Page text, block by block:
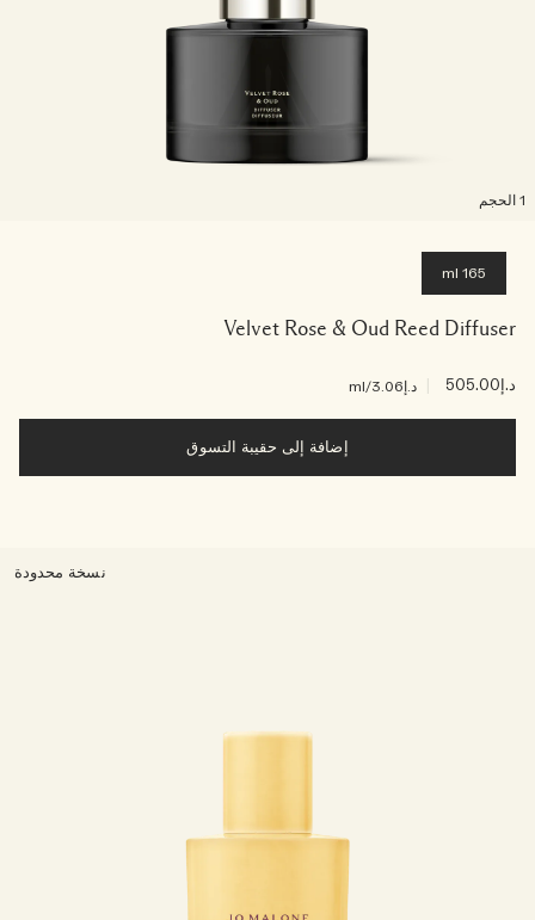
165 ml
Velvet Rose & Oud Reed Diffuser
د.إ505.00 د.إ3.06 /ml
إضافة إلى حقيبة التسوق
نسخة محدودة